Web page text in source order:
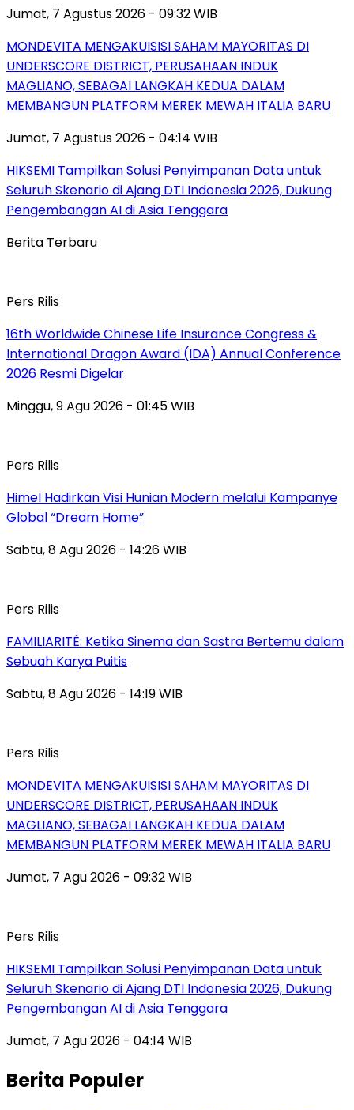
Jumat, 7 Agustus 2026 - 09:32 WIB
MONDEVITA MENGAKUISISI SAHAM MAYORITAS DI
UNDERSCORE DISTRICT, PERUSAHAAN INDUK
MAGLIANO, SEBAGAI LANGKAH KEDUA DALAM
MEMBANGUN PLATFORM MEREK MEWAH ITALIA BARU
Jumat, 7 Agustus 2026 - 04:14 WIB
HIKSEMI Tampilkan Solusi Penyimpanan Data untuk
Seluruh Skenario di Ajang DTI Indonesia 2026, Dukung
Pengembangan AI di Asia Tenggara
Berita Terbaru
Pers Rilis
16th Worldwide Chinese Life Insurance Congress &
International Dragon Award (IDA) Annual Conference
2026 Resmi Digelar
Minggu, 9 Agu 2026 - 01:45 WIB
Pers Rilis
Himel Hadirkan Visi Hunian Modern melalui Kampanye
Global “Dream Home”
Sabtu, 8 Agu 2026 - 14:26 WIB
Pers Rilis
FAMILIARITÉ: Ketika Sinema dan Sastra Bertemu dalam
Sebuah Karya Puitis
Sabtu, 8 Agu 2026 - 14:19 WIB
Pers Rilis
MONDEVITA MENGAKUISISI SAHAM MAYORITAS DI
UNDERSCORE DISTRICT, PERUSAHAAN INDUK
MAGLIANO, SEBAGAI LANGKAH KEDUA DALAM
MEMBANGUN PLATFORM MEREK MEWAH ITALIA BARU
Jumat, 7 Agu 2026 - 09:32 WIB
Pers Rilis
HIKSEMI Tampilkan Solusi Penyimpanan Data untuk
Seluruh Skenario di Ajang DTI Indonesia 2026, Dukung
Pengembangan AI di Asia Tenggara
Jumat, 7 Agu 2026 - 04:14 WIB
Berita Populer